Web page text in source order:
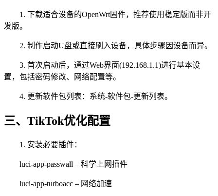
1. 下载适合设备的OpenWrt固件，推荐使用稳定版而非开
发版。
2. 制作启动U盘或直接刷入设备，具体步骤因设备而异。
3. 首次启动后，通过Web界面(192.168.1.1)进行基本设
置，包括密码修改、网络配置等。
4. 更新软件包列表：系统-软件包-更新列表。
三、TikTok优化配置
1. 安装必要插件：
luci-app-passwall – 科学上网插件
luci-app-turboacc – 网络加速